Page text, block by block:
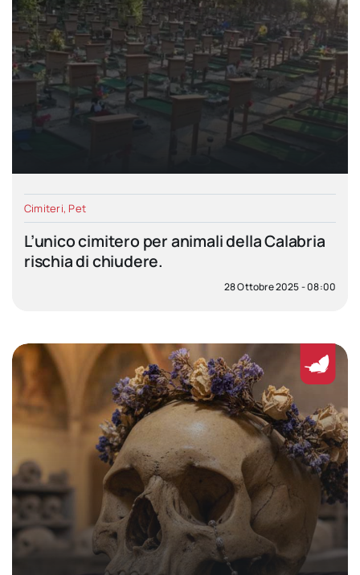
Cimiteri, Pet
L’unico cimitero per animali della Calabria
rischia di chiudere.
28 Ottobre 2025 - 08:00